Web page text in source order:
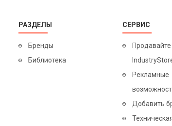
РАЗДЕЛЫ
Бренды
Библиотека
СЕРВИС
Продавайте
Рекламные
Добавить